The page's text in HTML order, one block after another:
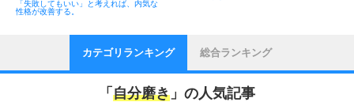
「失敗してもいい」と考えれば、内気な
性格が改善する。
カテゴリランキング 総合ランキング
「 自分磨き 」の人気記事